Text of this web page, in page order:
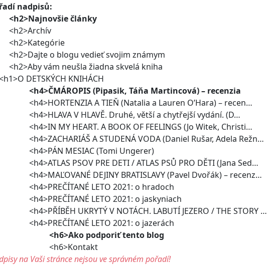
nadpisů:
<h2>Najnovšie články
o blogu vedieť svojim známym
vám neušla žiadna skvelá kniha
DETSKÝCH KNIHÁCH
<h4>ČMÁROPIS (Pipasik, Táňa Martincová) – recenzia
A TIEŇ (Natalia a Lauren O’Hara) – recen…
V HLAVĚ. Druhé, větší a chytřejší vydání. (D…
MY HEART. A BOOK OF FEELINGS (Jo Witek, Christi…
A STUDENÁ VODA (Daniel Rušar, Adela Režn…
MESIAC (Tomi Ungerer)
PSOV PRE DETI / ATLAS PSŮ PRO DĚTI (Jana Sed…
DEJINY BRATISLAVY (Pavel Dvořák) – recenz…
LETO 2021: o hradoch
LETO 2021: o jaskyniach
UKRYTÝ V NOTÁCH. LABUTÍ JEZERO / THE STORY …
LETO 2021: o jazerách
<h6>Ako podporiť tento blog
na Vaši stránce nejsou ve správném pořadí!